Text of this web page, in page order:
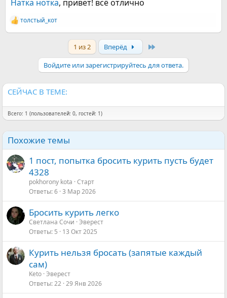
Натка нотка, привет! всё отлично
Р
е
толстый_кот
1 из 2 Вперёд
Войдите или зарегистрируйтесь для ответа.
СЕЙЧАС В ТЕМЕ:
Всего: 1 (пользователей: 0, гостей: 1)
Похожие темы
1 пост, попытка бросить курить пусть будет
4328
pokhorony kota Старт
Ответы 6 3 Мар 2026
Бросить курить легко
Светлана Сочи Эверест
Ответы 5 13 Окт 2025
Курить нельзя бросать (запятые каждый
сам)
Keto Эверест
Ответы 22 29 Янв 2026